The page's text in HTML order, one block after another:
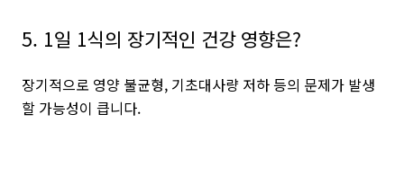
5. 1일 1식의 장기적인 건강 영향은?
장기적으로 영양 불균형, 기초대사량 저하 등의 문제가 발생
할 가능성이 큽니다.